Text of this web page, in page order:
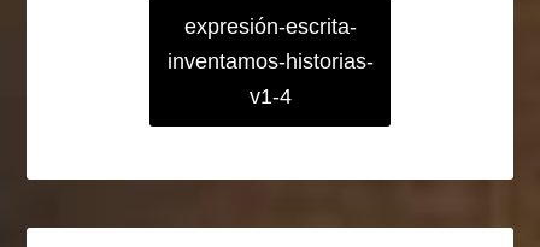
expresión-escrita-
inventamos-historias-
v1-4